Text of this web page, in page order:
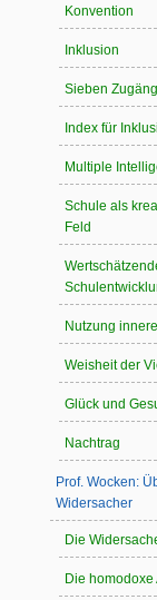
Konvention
Inklusion
Sieben
Index für
Multiple
Schule als
Feld
Nutzung
Weisheit der
Glück und
Nachtrag
Prof. Wocken:
Widersacher
Die
Die homodoxe